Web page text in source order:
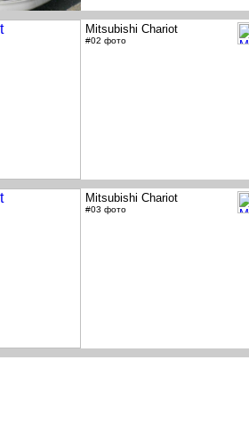
Mitsubishi Chariot
#02 фото
Mitsubishi Chariot
#03 фото